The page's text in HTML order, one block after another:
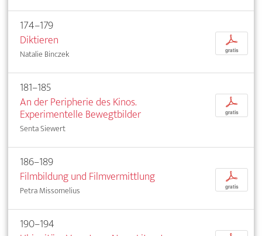
174–179
Diktieren
Natalie Binczek
p
gratis
181–185
An der Peripherie des Kinos.
Experimentelle Bewegtbilder
Senta Siewert
p
gratis
186–189
Filmbildung und Filmvermittlung
Petra Missomelius
p
gratis
190–194